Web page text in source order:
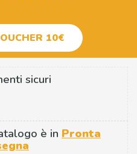
10€
sicuri
è in Pronta